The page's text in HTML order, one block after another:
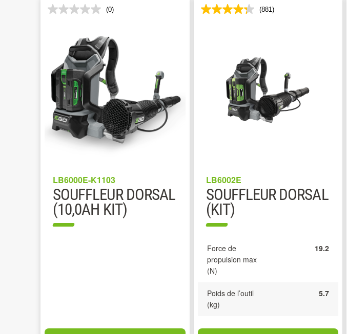
(0)
LB6000E-K1103
SOUFFLEUR DORSAL
(10,0AH KIT)
(881)
LB6002E
SOUFFLEUR DORSAL
(KIT)
Force de
propulsion max
(N)
19.2
Poids de l’outil
(kg)
5.7